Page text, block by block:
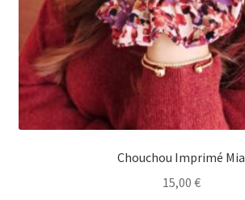
Chouchou Imprimé Mia
15,00 €